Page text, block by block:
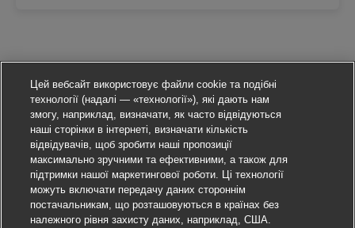
Цей вебсайт використовує файли cookie та подібні
технології (надалі — «технології»), які дають нам
змогу, наприклад, визначати, як часто відвідуються
наші сторінки в інтернеті, визначати кількість
відвідувачів, щоб зробити наші пропозиції
максимально зручними та ефективними, а також для
підтримки нашої маркетингової роботи. Ці технології
можуть включати передачу даних стороннім
постачальникам, що розташовуються в країнах без
належного рівня захисту даних, наприклад, США.